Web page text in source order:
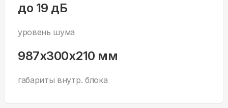
до 19 дБ
уровень шума
987x300x210 мм
габариты внутр. блока